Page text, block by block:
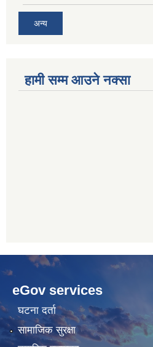
अन्य
हामी सम्म आउने नक्सा
betwild
cratosroyalbet
bahis
siteleri
hdasianporns.net
lunadark.org
bahis
siteleri
eGov services
घटना दर्ता
सामाजिक सुरक्षा